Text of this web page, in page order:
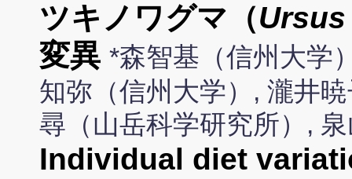
ツキノワグマ（
変異 *森智基（信州大学
知弥（信州大学）, 瀧井
尋（山岳科学研究所）,
Individual diet